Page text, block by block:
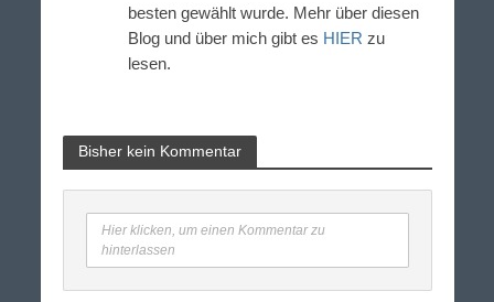
besten gewählt wurde. Mehr über diesen
Blog und über mich gibt es HIER zu
lesen.
Bisher kein Kommentar
Hier klicken, um einen Kommentar zu
hinterlassen